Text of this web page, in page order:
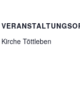
Kirche Töttleben